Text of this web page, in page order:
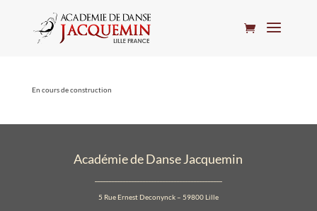
En cours de construction
Académie de Danse Jacquemin
5 Rue Ernest Deconynck – 59800 Lille